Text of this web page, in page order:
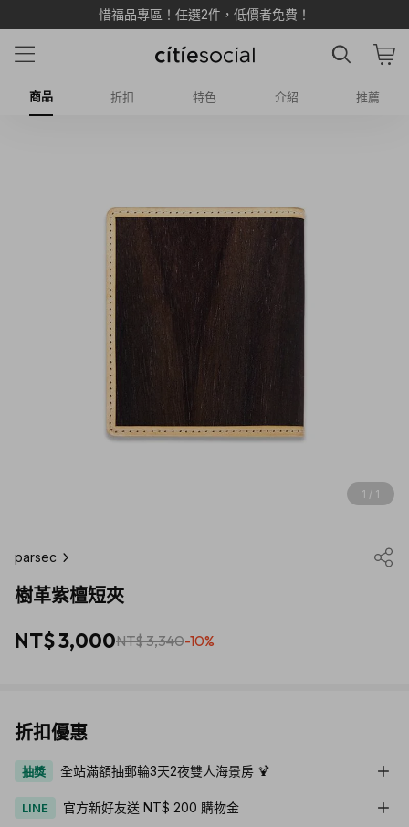
惜福品專區！任選2件，低價者免費！
商品 折扣 特色 介紹 推薦
1 / 1
parsec
樹革紫檀短夾
NT$ 3,000NT$ 3,340-10%
折扣優惠
抽獎 全站滿額抽郵輪3天2夜雙人海景房 🍹
LINE 官方新好友送 NT$ 200 購物金